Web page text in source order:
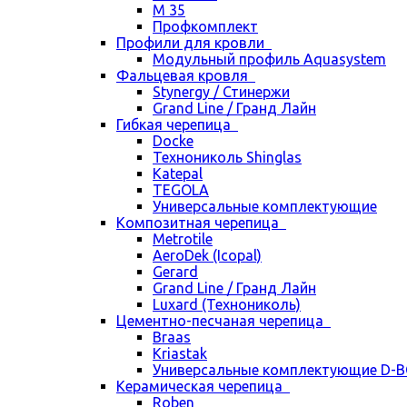
М 35
Профкомплект
Профили для кровли
Модульный профиль Aquasystem
Фальцевая кровля
Stynergy / Стинержи
Grand Line / Гранд Лайн
Гибкая черепица
Docke
Технониколь Shinglas
Katepal
TEGOLA
Универсальные комплектующие
Композитная черепица
Metrotile
AeroDek (Icopal)
Gerard
Grand Line / Гранд Лайн
Luxard (Технониколь)
Цементно-песчаная черепица
Braas
Kriastak
Универсальные комплектующие D-
Керамическая черепица
Roben